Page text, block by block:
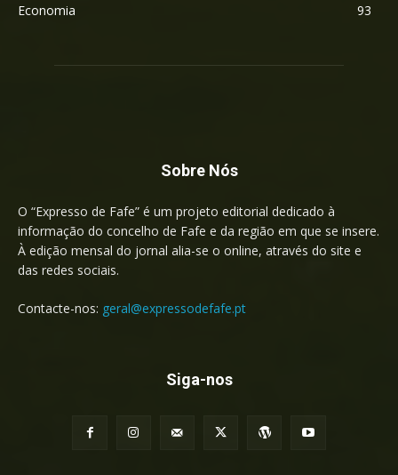
Economia
93
Sobre Nós
O “Expresso de Fafe” é um projeto editorial dedicado à
informação do concelho de Fafe e da região em que se insere.
À edição mensal do jornal alia-se o online, através do site e
das redes sociais.
Contacte-nos: geral@expressodefafe.pt
Siga-nos